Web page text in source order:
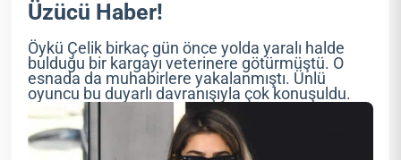
Üzücü Haber!
Öykü Çelik birkaç gün önce yolda yaralı halde
bulduğu bir kargayı veterinere götürmüştü. O
esnada da muhabirlere yakalanmıştı. Ünlü
oyuncu bu duyarlı davranışıyla çok konuşuldu.